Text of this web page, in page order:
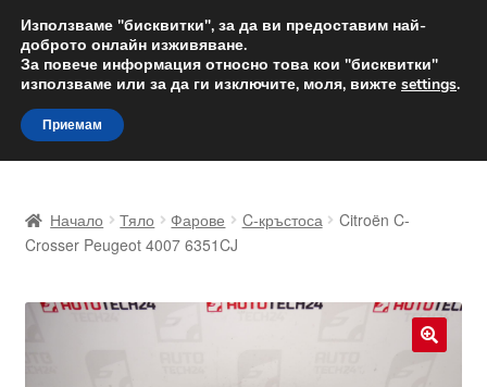
ДОСТАВКА от 12 лв.
Доставка по целия свят
Skip
to
navigation
Skip
to
content
Доставка по целия свят
Начало Тяло Фарове C-кръстоса
Citroën C-
Crosser Peugeot 4007 6351CJ
Използваме "бисквитки", за да ви предоставим най-
доброто онлайн изживяване.
За повече информация относно това кои "бисквитки"
използваме или за да ги изключите, моля, вижте settings.
Приемам